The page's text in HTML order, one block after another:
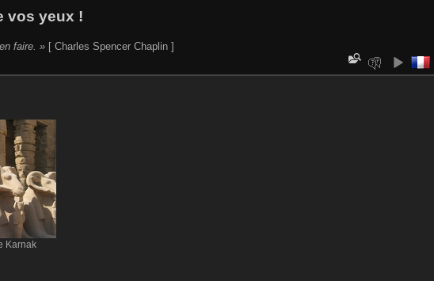
vos yeux !
faire. »[ Charles Spencer Chaplin ]
Karnak